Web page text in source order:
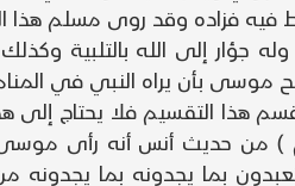
غلط فيه فزاده وقد روى
جؤار إلى الله بالتلبية
موسى بأن يراه النبي في
التقسيم فلا يحتاج إلى هذا
من حديث أنس أنه رأى موسى
بما يجدونه بما يجدونه